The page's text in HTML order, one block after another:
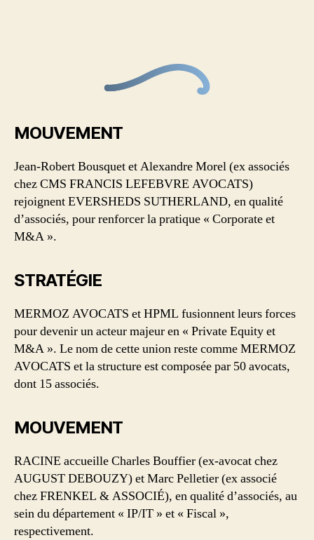
MOUVEMENT
Jean-Robert Bousquet et Alexandre Morel (ex associés
chez CMS FRANCIS LEFEBVRE AVOCATS)
rejoignent EVERSHEDS SUTHERLAND, en qualité
d’associés, pour renforcer la pratique « Corporate et
M&A ».
STRATÉGIE
MERMOZ AVOCATS et HPML fusionnent leurs forces
pour devenir un acteur majeur en « Private Equity et
M&A ». Le nom de cette union reste comme MERMOZ
AVOCATS et la structure est composée par 50 avocats,
dont 15 associés.
MOUVEMENT
RACINE accueille Charles Bouffier (ex-avocat chez
AUGUST DEBOUZY) et Marc Pelletier (ex associé
chez FRENKEL & ASSOCIÉ), en qualité d’associés, au
sein du département « IP/IT » et « Fiscal »,
respectivement.